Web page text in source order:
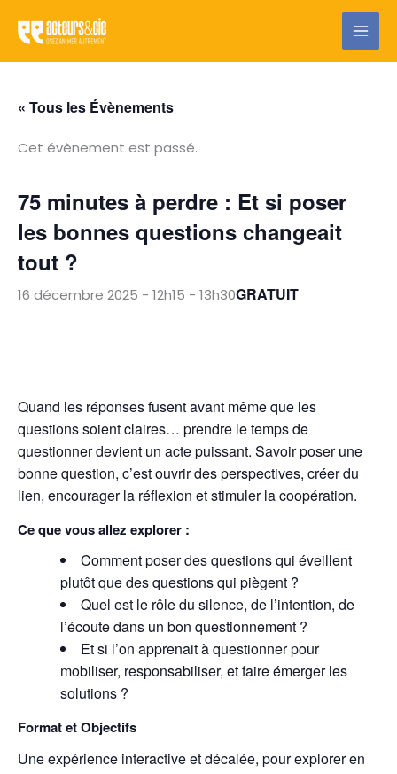
contenu
« Tous les Évènements
Cet évènement est passé.
75 minutes à perdre : Et si poser
les bonnes questions changeait
tout ?
16 décembre 2025 - 12h15 - 13h30GRATUIT
Quand les réponses fusent avant même que les
questions soient claires… prendre le temps de
questionner devient un acte puissant. Savoir poser une
bonne question, c’est ouvrir des perspectives, créer du
lien, encourager la réflexion et stimuler la coopération.
Ce que vous allez explorer :
Comment poser des questions qui éveillent
plutôt que des questions qui piègent ?
Quel est le rôle du silence, de l’intention, de
l’écoute dans un bon questionnement ?
Et si l’on apprenait à questionner pour
mobiliser, responsabiliser, et faire émerger les
solutions ?
Format et Objectifs
Une expérience interactive et décalée, pour explorer en